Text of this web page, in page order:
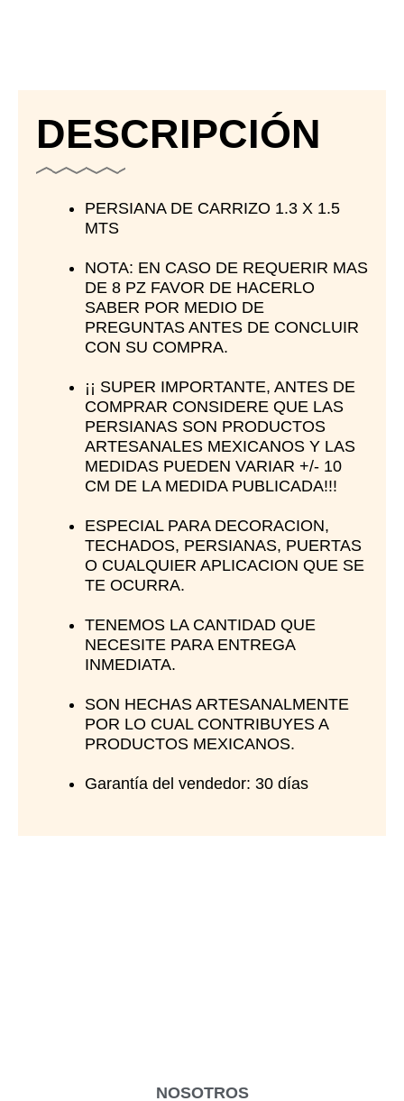
DESCRIPCIÓN
PERSIANA DE CARRIZO 1.3 X 1.5
MTS
NOTA: EN CASO DE REQUERIR MAS
DE 8 PZ FAVOR DE HACERLO
SABER POR MEDIO DE
PREGUNTAS ANTES DE CONCLUIR
CON SU COMPRA.
¡¡ SUPER IMPORTANTE, ANTES DE
COMPRAR CONSIDERE QUE LAS
PERSIANAS SON PRODUCTOS
ARTESANALES MEXICANOS Y LAS
MEDIDAS PUEDEN VARIAR +/- 10
CM DE LA MEDIDA PUBLICADA!!!
ESPECIAL PARA DECORACION,
TECHADOS, PERSIANAS, PUERTAS
O CUALQUIER APLICACION QUE SE
TE OCURRA.
TENEMOS LA CANTIDAD QUE
NECESITE PARA ENTREGA
INMEDIATA.
SON HECHAS ARTESANALMENTE
POR LO CUAL CONTRIBUYES A
PRODUCTOS MEXICANOS.
Garantía del vendedor: 30 días
NOSOTROS